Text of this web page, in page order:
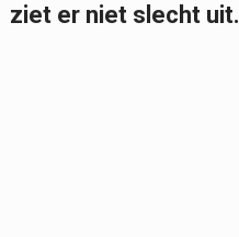
ziet er niet slecht uit.